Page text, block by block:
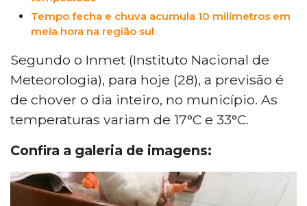
Tempo fecha e chuva acumula 10 milímetros em
meia hora na região sul
Segundo o Inmet (Instituto Nacional de
Meteorologia), para hoje (28), a previsão é
de chover o dia inteiro, no município. As
temperaturas variam de 17°C e 33°C.
Confira a galeria de imagens: